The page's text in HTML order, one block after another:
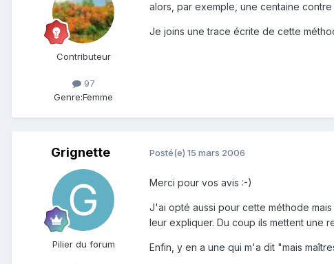
Contributeur
97
Genre:Femme
alors, par exemple, une centaine
Je joins une trace écrite de cette
Grignette
Pilier du forum
Posté(e) 15 mars 2006
Merci pour vos avis :-)
J'ai opté aussi pour cette méthode
leur expliquer. Du coup ils mettent une
Enfin, y en a une qui m'a dit "mais